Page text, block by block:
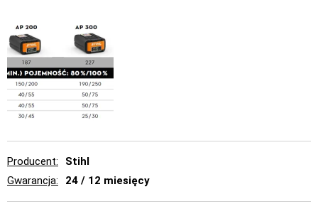
Producent
Stihl
Gwarancja
24 / 12 miesięcy